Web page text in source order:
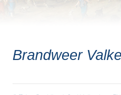
Brandweer